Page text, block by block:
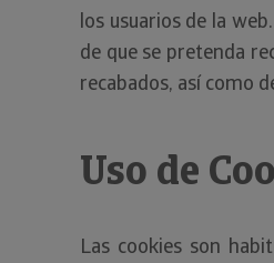
los usuarios de la
de que se pretenda
recabados, así como
Uso de
Las cookies son